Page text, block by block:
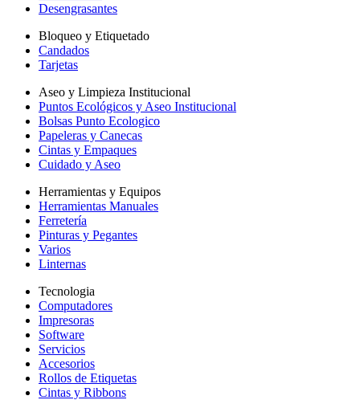
Desengrasantes
Bloqueo y Etiquetado
Candados
Tarjetas
Aseo y Limpieza Institucional
Puntos Ecológicos y Aseo Institucional
Bolsas Punto Ecologico
Papeleras y Canecas
Cintas y Empaques
Cuidado y Aseo
Herramientas y Equipos
Herramientas Manuales
Ferretería
Pinturas y Pegantes
Varios
Linternas
Tecnologia
Computadores
Impresoras
Software
Servicios
Accesorios
Rollos de Etiquetas
Cintas y Ribbons